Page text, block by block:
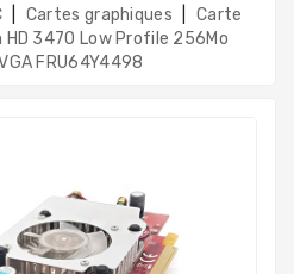
Cartes graphiques
Carte
HD 3470 Low Profile 256Mo
FRU64Y4498